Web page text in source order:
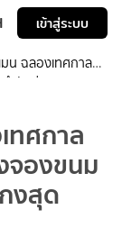
เข้าสู่ระบบ
น ฉลองเทศกาล
รับฮ่องกงสุด
ทศกาล
จองขนม
งสุด